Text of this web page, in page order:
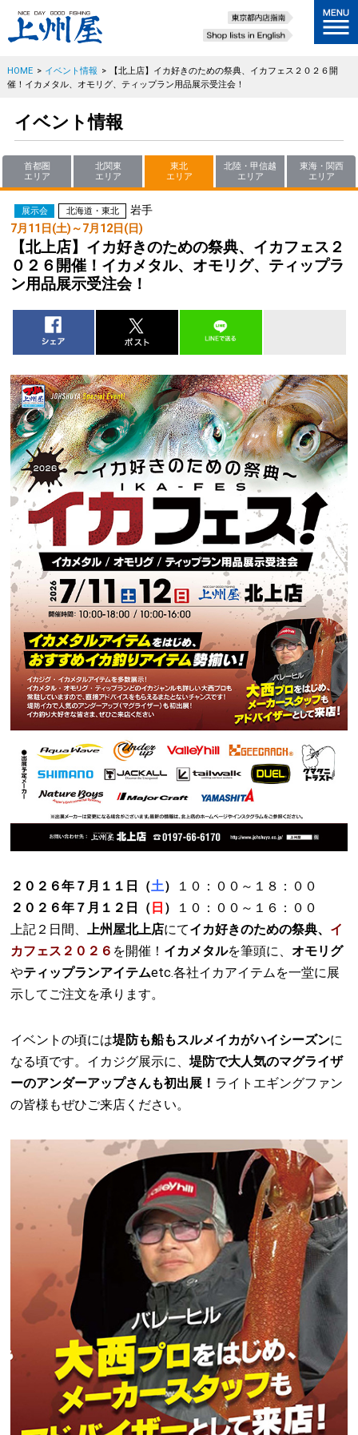
HOME > イベント情報 >
【北上店】イカ好きのための祭典、イカフェス２０２６開
催！イカメタル、オモリグ、ティップラン用品展示受注会！
イベント情報
首都圏
エリア
北関東
エリア
東北
エリア
北陸・甲信越
エリア
東海・関西
エリア
展示会 北海道・東北
岩手
7月11日(土)～7月12日(日)
【北上店】イカ好きのための祭典、イカフェス２
０２６開催！イカメタル、オモリグ、ティップラ
ン用品展示受注会！
２０２６年７月１１日（土）
１０：００～１８：００
２０２６年７月１２日（ 日 ）
１０：００～１６：００
上記２日間、上州屋北上店にてイカ好きのための祭典、 イ
カフェス２０２６ を開催！ イカメタルを筆頭に、オモリグ
やティップランアイテムetc.各社イカアイテムを一堂に展
示してご注文を承ります。
イベントの頃には堤防も船もスルメイカがハイシーズンに
なる頃です。イカジグ展示に、堤防で大人気のマグライザ
ーのアンダーアップさんも初出展！ ライトエギングファン
の皆様もぜひご来店ください。